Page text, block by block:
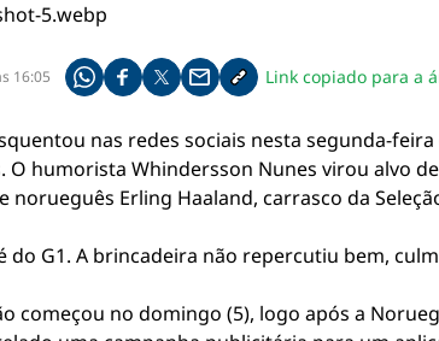
16:05 Compartilhe pelo whatsapp
Compartilhar no facebook
Compartilhar no twitter
Compartilhe pelo email
Copiar link da notícia
Link copiado para a
nas redes sociais nesta segunda-
O humorista Whindersson Nunes virou alvo
norueguês Erling Haaland, carrasco da
do G1. A brincadeira não repercutiu bem,
começou no domingo (5), logo após a